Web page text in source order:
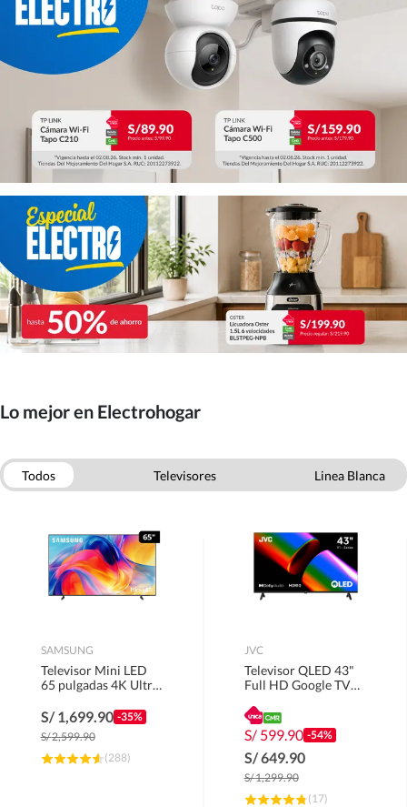
Lo mejor en Electrohogar
Todos Televisores
Linea Blanca
SAMSUNG
Televisor Mini LED
65 pulgadas 4K Ultra
UN65M70HAGXPE
S/1,699.90 -35%
S/2,599.90
(288)
JVC
Televisor QLED 43"
Full HD Google TV
S/ 599.90 -54%
S/649.90
S/1,299.90
(17)